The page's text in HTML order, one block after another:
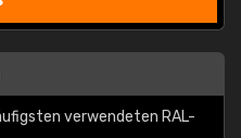
verwendeten RAL-